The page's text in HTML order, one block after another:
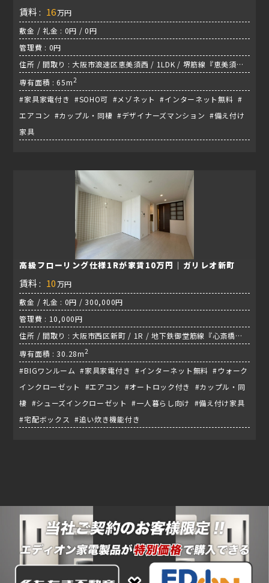
賃料 : 16万円
敷金 / 礼金 : 0円 / 0円
管理費 : 0円
住所 / 間取り : 大阪市浪速区恵美須西 / 1LDK / 堺筋線『恵美須町
駅』
専有面積 : 65m2
#家具家電付き #SOHO可 #メゾネット #インターネット無料 #
エアコン #カップル・同棲 #デザイナーズマンション #備え付け
家具
高級フローリング仕様1Rが家賃10万円｜ガリレオ新町
賃料 : 10 万円
敷金 / 礼金 : 0円 / 300,000円
管理費 : 10,000円
住所 / 間取り : 大阪市西区新町 / 1R / 地下鉄御堂筋線『心斎橋
駅』
専有面積 : 30.28m2
#BIGワンルーム #家具家電付き #インターネット無料 #ウォーク
インクローゼット #エアコン #オートロック付き #カップル・同
棲 #シューズインクローゼット #一人暮らし向け #備え付け家具
#宅配ボックス #追い炊き機能付き